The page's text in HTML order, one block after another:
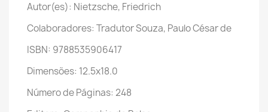
Autor(es): Nietzsche, Friedrich
Colaboradores: Tradutor Souza, Paulo César de
ISBN: 9788535906417
Dimensões: 12.5x18.0
Número de Páginas: 248